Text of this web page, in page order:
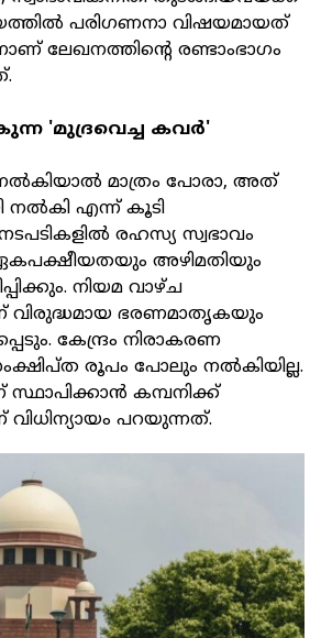
പരിഗണനാ വിഷയമായത്
ലേഖനത്തിന്റെ രണ്ടാംഭാഗം
'മുദ്രവെച്ച കവര്‍'
നല്‍കിയാല്‍ മാത്രം പോരാ, അത്
നല്‍കി എന്ന് കൂടി
രഹസ്യ സ്വഭാവം
അഴിമതിയും
നിയമ വാഴ്ച
വിരുദ്ധമായ ഭരണമാതൃകയും
കേന്ദ്രം നിരാകരണ
രൂപം പോലും നല്‍കിയില്ല.
സ്ഥാപിക്കാന്‍ കമ്പനിക്ക്
പറയുന്നത്.